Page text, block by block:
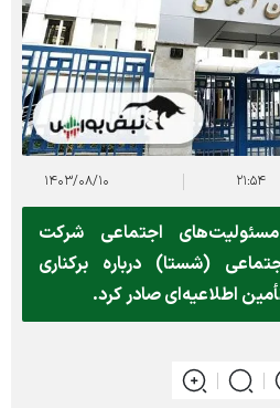
۲۱:۵۴ ۱۴۰۳/۰۸/۱۰
اجتماعی شرکت
(شستا) درباره برکناری
اطلاعیه‌ای صادر کرد.